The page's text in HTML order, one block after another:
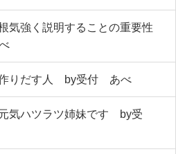
気強く説明することの重要性
作りだす人 by受付 あべ
気ハツラツ姉妹です by受